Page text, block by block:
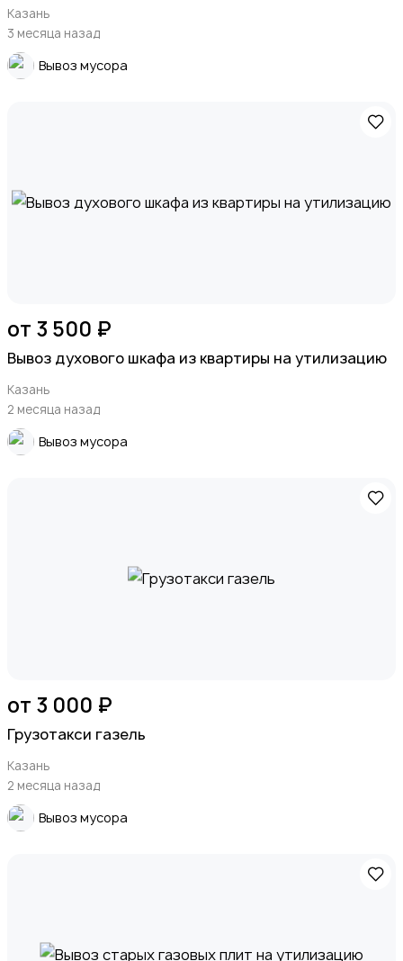
Казань
3 месяца назад
Вывоз мусора
от 3 500 ₽
Вывоз духового шкафа из квартиры на утилизацию
Казань
2 месяца назад
Вывоз мусора
от 3 000 ₽
Грузотакси газель
Казань
2 месяца назад
Вывоз мусора